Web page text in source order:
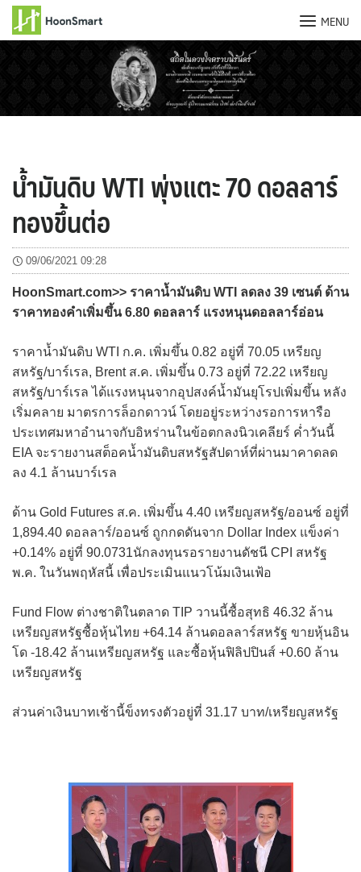
content
MENU
น้ำมันดิบ WTI พุ่งแตะ 70 ดอลลาร์
ทองขึ้นต่อ
09/06/2021 09:28
HoonSmart.com>> ราคาน้ำมันดิบ WTI ลดลง 39 เซนต์ ด้าน
ราคาทองคำเพิ่มขึ้น 6.80 ดอลลาร์ แรงหนุนดอลลาร์อ่อน
ราคาน้ำมันดิบ WTI ก.ค. เพิ่มขึ้น 0.82 อยู่ที่ 70.05 เหรียญ
สหรัฐ/บาร์เรล, Brent ส.ค. เพิ่มขึ้น 0.73 อยู่ที่ 72.22 เหรียญ
สหรัฐ/บาร์เรล ได้แรงหนุนจากอุปสงค์น้ำมันยุโรปเพิ่มขึ้น หลัง
เริ่มคลาย มาตรการล็อกดาวน์ โดยอยู่ระหว่างรอการหารือ
ประเทศมหาอำนาจกับอิหร่านในข้อตกลงนิวเคลียร์ ค่ำวันนี้
EIA จะรายงานสต็อคน้ำมันดิบสหรัฐสัปดาห์ที่ผ่านมาคาดลด
ลง 4.1 ล้านบาร์เรล
ด้าน Gold Futures ส.ค. เพิ่มขึ้น 4.40 เหรียญสหรัฐ/ออนซ์ อยู่ที่
1,894.40 ดอลลาร์/ออนซ์ ถูกกดดันจาก Dollar Index แข็งค่า
+0.14% อยู่ที่ 90.0731นักลงทุนรอรายงานดัชนี CPI สหรัฐ
พ.ค. ในวันพฤหัสนี้ เพื่อประเมินแนวโน้มเงินเฟ้อ
Fund Flow ต่างชาติในตลาด TIP วานนี้ซื้อสุทธิ 46.32 ล้าน
เหรียญสหรัฐซื้อหุ้นไทย +64.14 ล้านดอลลาร์สหรัฐ ขายหุ้นอิน
โด -18.42 ล้านเหรียญสหรัฐ และซื้อหุ้นฟิลิปปินส์ +0.60 ล้าน
เหรียญสหรัฐ
ส่วนค่าเงินบาทเช้านี้ข็งทรงตัวอยู่ที่ 31.17 บาท/เหรียญสหรัฐ